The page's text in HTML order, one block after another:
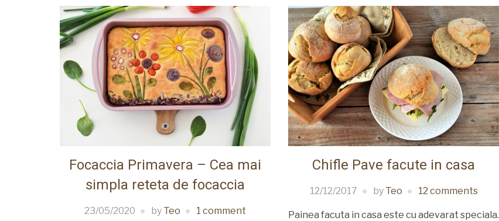
Focaccia Primavera – Cea mai
simpla reteta de focaccia
23/05/2020 by Teo 1 comment
Chifle Pave facute in casa
12/12/2017 by Teo 12 comments
Painea facuta in casa este cu adevarat speciala.